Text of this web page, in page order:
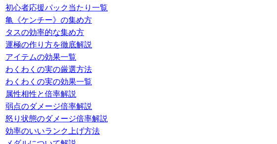
初心者応援パック当たり一覧
亀《ケンチー》の集め方
タスの効率的な集め方
運極の作り方を徹底解説
アイテムの効果一覧
わくわくの実の厳選方法
わくわくの実の効果一覧
属性相性と倍率解説
弱点のダメージ倍率解説
怒り状態のダメージ倍率解説
効率のいいランク上げ方法